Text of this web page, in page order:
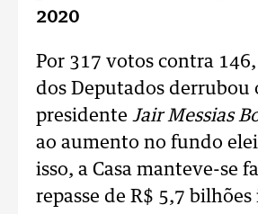
2020
Por 317 votos contra 146,
dos Deputados derrubou
presidente Jair Messias
ao aumento no fundo
isso, a Casa manteve-se
repasse de R$ 5,7